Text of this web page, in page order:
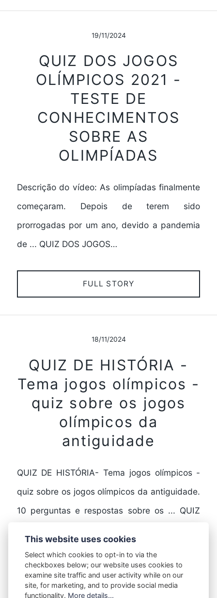
19/11/2024
QUIZ DOS JOGOS
OLÍMPICOS 2021 -
TESTE DE
CONHECIMENTOS
SOBRE AS
OLIMPÍADAS
Descrição do vídeo: As olimpíadas finalmente
começaram. Depois de terem sido
prorrogadas por um ano, devido a pandemia
de ... QUIZ DOS JOGOS…
FULL STORY
18/11/2024
QUIZ DE HISTÓRIA -
Tema jogos olímpicos -
quiz sobre os jogos
olímpicos da
antiguidade
QUIZ DE HISTÓRIA- Tema jogos olímpicos -
quiz sobre os jogos olímpicos da antiguidade.
10 perguntas e respostas sobre os ... QUIZ
FULL STORY
This website uses cookies
Select which cookies to opt-in to via the
checkboxes below; our website uses cookies to
examine site traffic and user activity while on our
site, for marketing, and to provide social media
functionality. More details...